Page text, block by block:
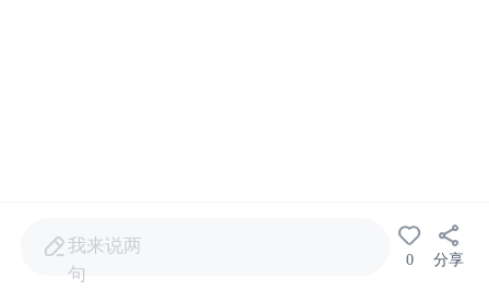
我来说两
句
0 分享